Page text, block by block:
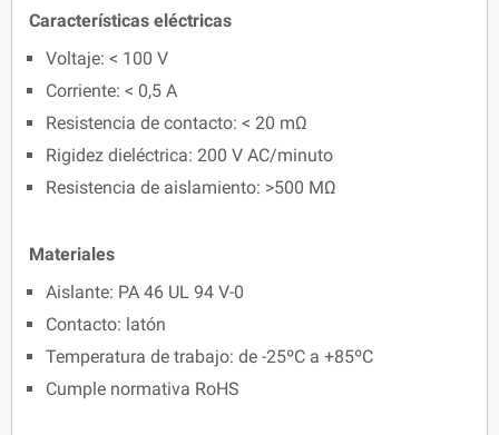
Características eléctricas
Voltaje: < 100 V
Corriente: < 0,5 A
Resistencia de contacto: < 20 mΩ
Rigidez dieléctrica: 200 V AC/minuto
Resistencia de aislamiento: >500 MΩ
Materiales
Aislante: PA 46 UL 94 V-0
Contacto: latón
Temperatura de trabajo: de -25ºC a +85ºC
Cumple normativa RoHS